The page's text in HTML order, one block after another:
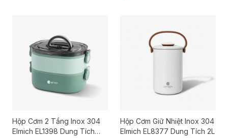
Hộp Cơm 2 Tầng Inox 304
Elmich EL1398 Dung Tích
Hộp Cơm Giữ Nhiệt Inox 304
Elmich EL8377 Dung Tích 2L